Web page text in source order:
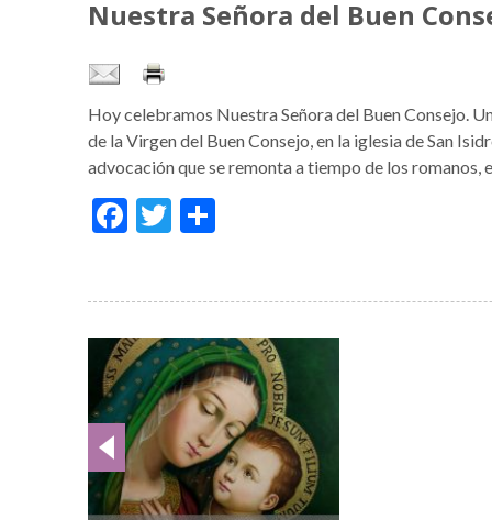
Nuestra Señora del Buen
Hoy celebramos Nuestra Señora del Buen Consejo.
de la Virgen del Buen Consejo, en la iglesia de San
advocación que se remonta a tiempo de los romanos,
Facebook
Twitter
Condividi
de
imágenes